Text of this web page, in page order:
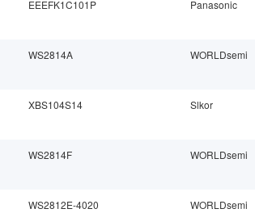
EEEFK1C101P Panasonic
WS2814A WORLDsemi
XBS104S14 Slkor
WS2814F WORLDsemi
WS2812E-4020 WORLDsemi